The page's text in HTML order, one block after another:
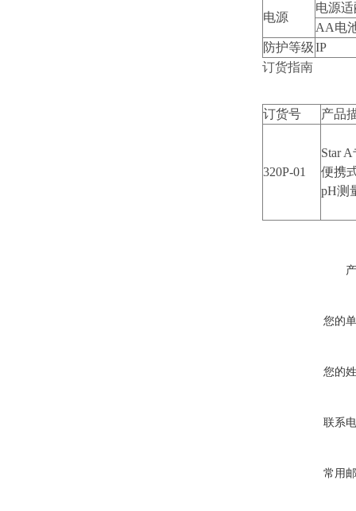
电源
电源
AA电
防护等级IP
订货指南
订货号 产品
320P-01
Star
便携
pH测
您的
您的
联系
常用